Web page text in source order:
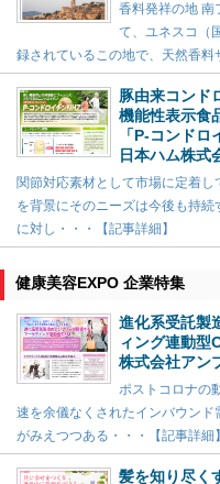
香料発祥の地 南
て、ユネスコ（
録されているこの地で、天然香料
豚由来コンド
機能性表示食
「P-コンドロ
日本ハム株式
関節対応素材として市場に定着
を背景にそのニーズは今後も持
に対し・・・【記事詳細】
健康美容EXPO 企業特集
進化系受託製
ィング連動型
株式会社アン
ポストコロナの
速を余儀なくされたインバウン
がみえつつある・・・【記事詳細】
髪を知り尽く